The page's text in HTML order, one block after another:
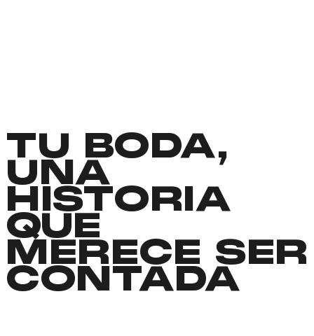
TU BODA,
UNA
HISTORIA
QUE
MERECE SER
CONTADA